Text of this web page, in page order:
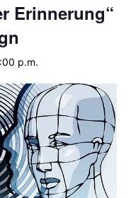
Erinnerung“
p.m.